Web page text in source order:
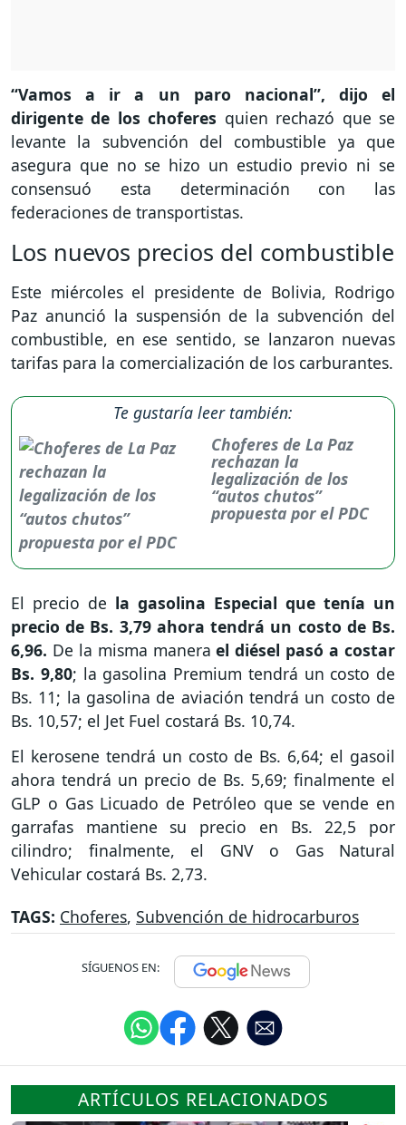
“Vamos a ir a un paro nacional”, dijo el
dirigente de los choferes quien rechazó que se
levante la subvención del combustible ya que
asegura que no se hizo un estudio previo ni se
consensuó esta determinación con las
federaciones de transportistas.
Los nuevos precios del combustible
Este miércoles el presidente de Bolivia, Rodrigo
Paz anunció la suspensión de la subvención del
combustible, en ese sentido, se lanzaron nuevas
tarifas para la comercialización de los carburantes.
Te gustaría leer también:
Choferes de La Paz
rechazan la
legalización de los
“autos chutos”
propuesta por el PDC
El precio de la gasolina Especial que tenía un
precio de Bs. 3,79 ahora tendrá un costo de Bs.
6,96. De la misma manerael diésel pasó a costar
Bs. 9,80; la gasolina Premium tendrá un costo de
Bs. 11; la gasolina de aviación tendrá un costo de
Bs. 10,57; el Jet Fuel costará Bs. 10,74.
El kerosene tendrá un costo de Bs. 6,64; el gasoil
ahora tendrá un precio de Bs. 5,69; finalmente el
GLP o Gas Licuado de Petróleo que se vende en
garrafas mantiene su precio en Bs. 22,5 por
cilindro; finalmente, el GNV o Gas Natural
Vehicular costará Bs. 2,73.
TAGS: Choferes, Subvención de hidrocarburos
SÍGUENOS EN:
ARTÍCULOS RELACIONADOS